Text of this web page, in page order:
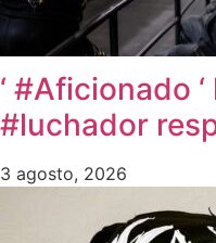
‘ #Aficionado
#luchador
3 agosto, 2026